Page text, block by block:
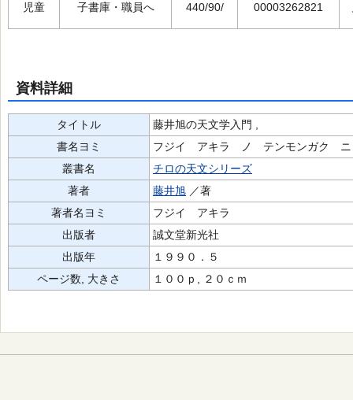
児童 子書庫・職員へ 440/90/ 00003262821
資料詳細
タイトル
藤井旭の天文学入門 ,
書名ヨミ
フジイ アキラ ノ テンモンガク ニ
叢書名
チロの天文シリーズ
著者
藤井旭 ／著
著者名ヨミ
フジイ アキラ
出版者
誠文堂新光社
出版年
１９９０．５
ページ数, 大きさ
１００ｐ, ２０ｃｍ